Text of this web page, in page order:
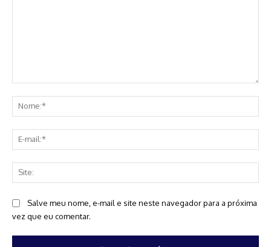
Salve meu nome, e-mail e site neste navegador para a próxima
vez que eu comentar.